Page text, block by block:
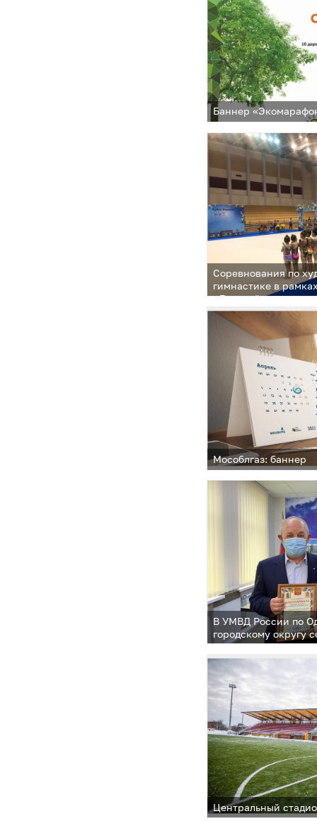
Баннер
Соревнования по
гимнастике в
«Детский спорт» и
спортивная семья»
Мособлгаз: баннер
В УМВД России по
городскому округу
Общественного
принимали
полиции Алексей
Общественного
члены Совета, а
местных СМИ
Центральный